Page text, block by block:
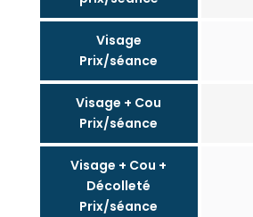
Visage
Prix/séance
Visage + Cou
Prix/séance
Visage + Cou +
Décolleté
Prix/séance